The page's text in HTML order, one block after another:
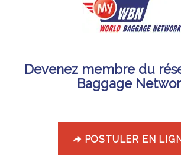
Devenez membre du
Baggage
POSTULER EN